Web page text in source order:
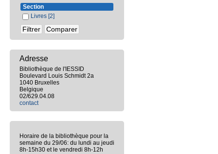
Section
Livres [2]
Adresse
Bibliothèque de l'IESSID
Boulevard Louis Schmidt 2a
1040 Bruxelles
Belgique
02/629.04.08
contact
Horaire de la bibliothèque pour la
semaine du 29/06: du lundi au jeudi
8h-15h30 et le vendredi 8h-12h